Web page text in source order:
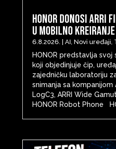
HONOR donosi
u mobilno
6.8.2026. AI, Novi uređaji,
HONOR predstavlja
koji objedinjuje čip,
zajedničku laboratoriju
snimanja sa kompanijom
LogC3, ARRI Wide
HONOR Robot Phone